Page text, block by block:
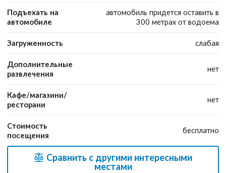
Подъехать на
автомобиле
автомобиль придется оставить в
300 метрах от водоема
Загруженность слабая
Дополнительные
развлечения
нет
Кафе/магазини/
ресторани
нет
Стоимость
посещения
бесплатно
Сравнить с другими интересными
местами